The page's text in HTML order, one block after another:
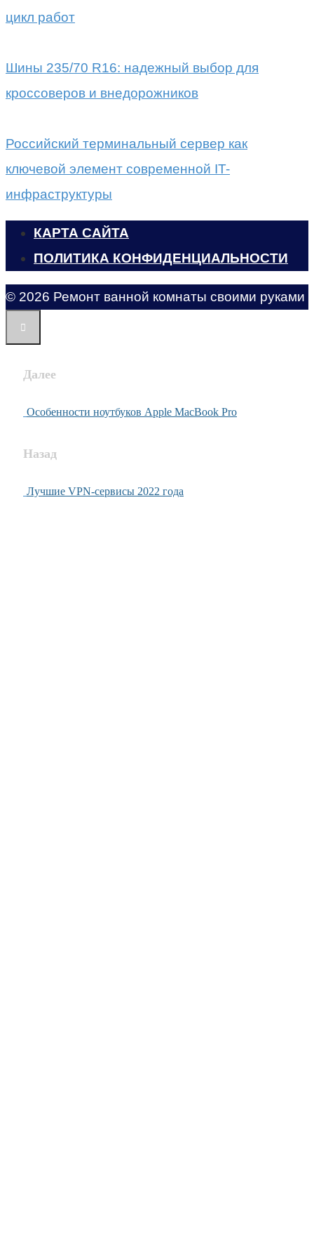
цикл работ
Шины 235/70 R16: надежный выбор для
кроссоверов и внедорожников
Российский терминальный сервер как
ключевой элемент современной IT-
инфраструктуры
КАРТА САЙТА
ПОЛИТИКА КОНФИДЕНЦИАЛЬНОСТИ
© 2026 Ремонт ванной комнаты своими руками
Далее
Особенности ноутбуков Apple MacBook Pro
Назад
Лучшие VPN-сервисы 2022 года